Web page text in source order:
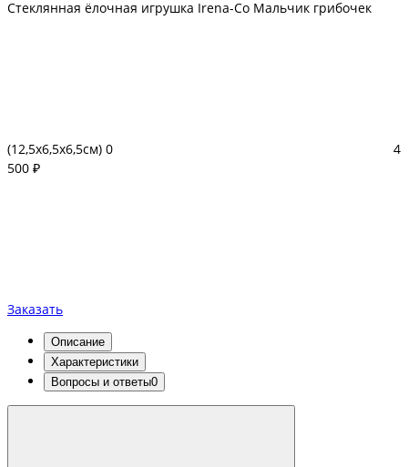
Стеклянная ёлочная игрушка Irena-Co Мальчик грибочек
(12,5х6,5х6,5см) 0
4
500 ₽
Заказать
Описание
Характеристики
Вопросы и ответы0